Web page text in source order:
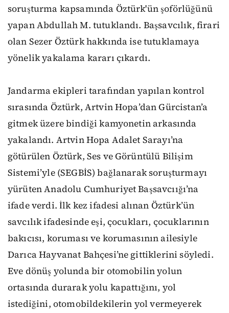
soruşturma kapsamında Öztürk'ün şoförlüğünü
yapan Abdullah M. tutuklandı. Başsavcılık, firari
olan Sezer Öztürk hakkında ise tutuklamaya
yönelik yakalama kararı çıkardı.
Jandarma ekipleri tarafından yapılan kontrol
sırasında Öztürk, Artvin Hopa’dan Gürcistan’a
gitmek üzere bindiği kamyonetin arkasında
yakalandı. Artvin Hopa Adalet Sarayı’na
götürülen Öztürk, Ses ve Görüntülü Bilişim
Sistemi’yle (SEGBİS) bağlanarak soruşturmayı
yürüten Anadolu Cumhuriyet Başsavcıığı’na
ifade verdi. İlk kez ifadesi alınan Öztürk’ün
savcılık ifadesinde eşi, çocukları, çocuklarının
bakıcısı, koruması ve korumasının ailesiyle
Darıca Hayvanat Bahçesi’ne gittiklerini söyledi.
Eve dönüş yolunda bir otomobilin yolun
ortasında durarak yolu kapattığını, yol
istediğini, otomobildekilerin yol vermeyerek